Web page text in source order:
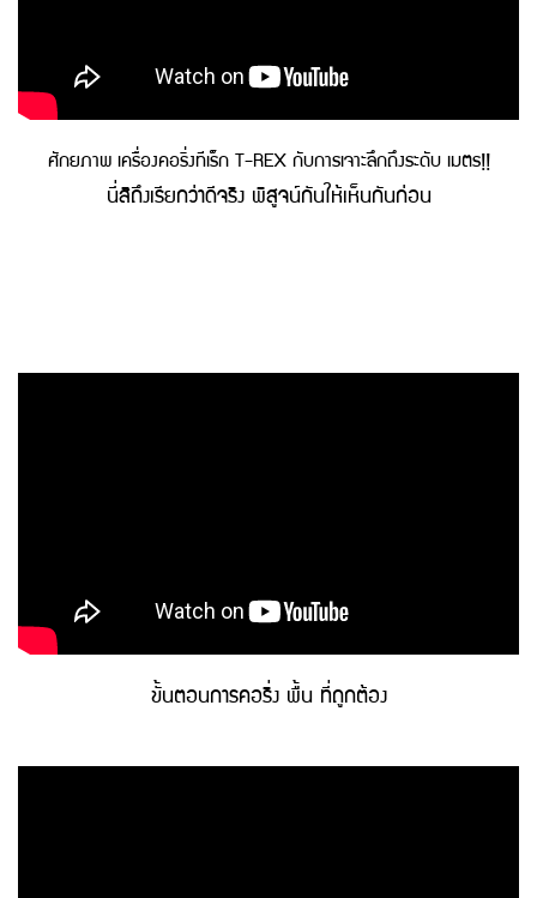
ศักยภาพ เครื่องคอริ่งทีเร็ก T-REX กับการเจาะลึกถึงระดับ เมตร!!
นี่สิถึงเรียกว่าดีจริง พิสูจน์กันให้เห็นกันก่อน
ขั้นตอนการคอริ่ง พื้น ที่ถูกต้อง